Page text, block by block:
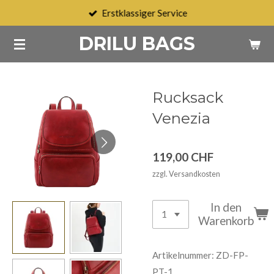
springen
DRILU BAGS
Erstklassiger Service
Rucksack
Venezia
119,00 CHF
zzgl. Versandkosten
In den
Warenkorb
Artikelnummer: ZD-FP-
PT-1